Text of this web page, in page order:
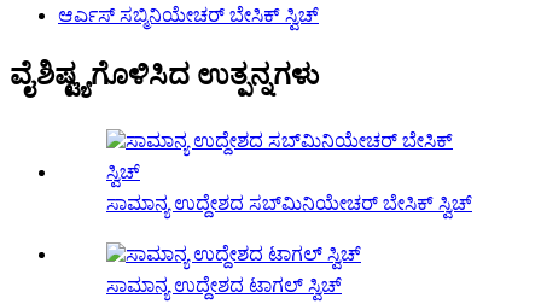
ಆರ್ಎಸ್ ಸಬ್ಮಿನಿಯೇಚರ್ ಬೇಸಿಕ್ ಸ್ವಿಚ್
ವೈಶಿಷ್ಟ್ಯಗೊಳಿಸಿದ ಉತ್ಪನ್ನಗಳು
ಸಾಮಾನ್ಯ ಉದ್ದೇಶದ ಸಬ್‌ಮಿನಿಯೇಚರ್ ಬೇಸಿಕ್ ಸ್ವಿಚ್
ಸಾಮಾನ್ಯ ಉದ್ದೇಶದ ಟಾಗಲ್ ಸ್ವಿಚ್